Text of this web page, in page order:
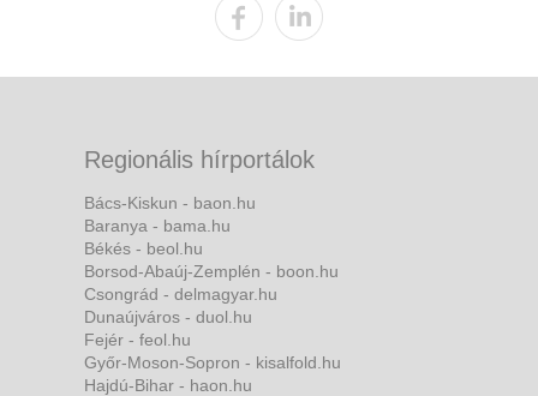
Regionális hírportálok
Bács-Kiskun - baon.hu
Baranya - bama.hu
Békés - beol.hu
Borsod-Abaúj-Zemplén - boon.hu
Csongrád - delmagyar.hu
Dunaújváros - duol.hu
Fejér - feol.hu
Győr-Moson-Sopron - kisalfold.hu
Hajdú-Bihar - haon.hu